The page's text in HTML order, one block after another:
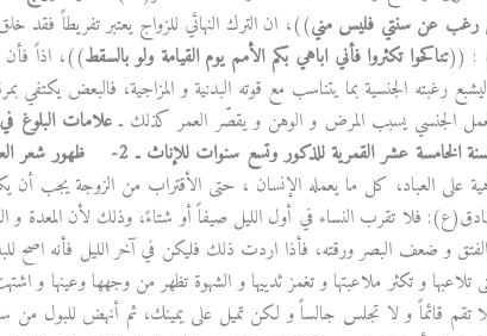
رغب عن سنتي فليس مني))، ان الترك النهائي للزواج يعتبر تفريطاً فقد
: ((تناكحوا تكثروا فأني اباهي بكم الأمم يوم القيامة ولو بالسقط))، اذاً فأن
رغبته الجنسية بما يتناسب مع قوته البدنية و المزاجية، فالبعض يكتفي
الجنسي يسبب المرض و الوهن و يقصّر العمر كذلك ـعلامات البلوغ
2- ظهور شعر العانة ـ
على العباد، كل ما يعمله الإنسان ، حتى الأقتراب من الزوجة يجب أن
فلا تقرب النساء في أول الليل صيفاً أو شتاءً، وذلك لأن المعدة و
و الفتق و ضعف البصر ورقته، فأذا اردت ذلك فليكن في آخر الليل فأنه اصح
و تكثر ملاعبتها و تغمز ثدييها و الشهوة تظهر من وجهها وعينها و
تقم قائماً و لا تجلس جالساً و لكن تميل على يمينك، ثم أنهض للبول من